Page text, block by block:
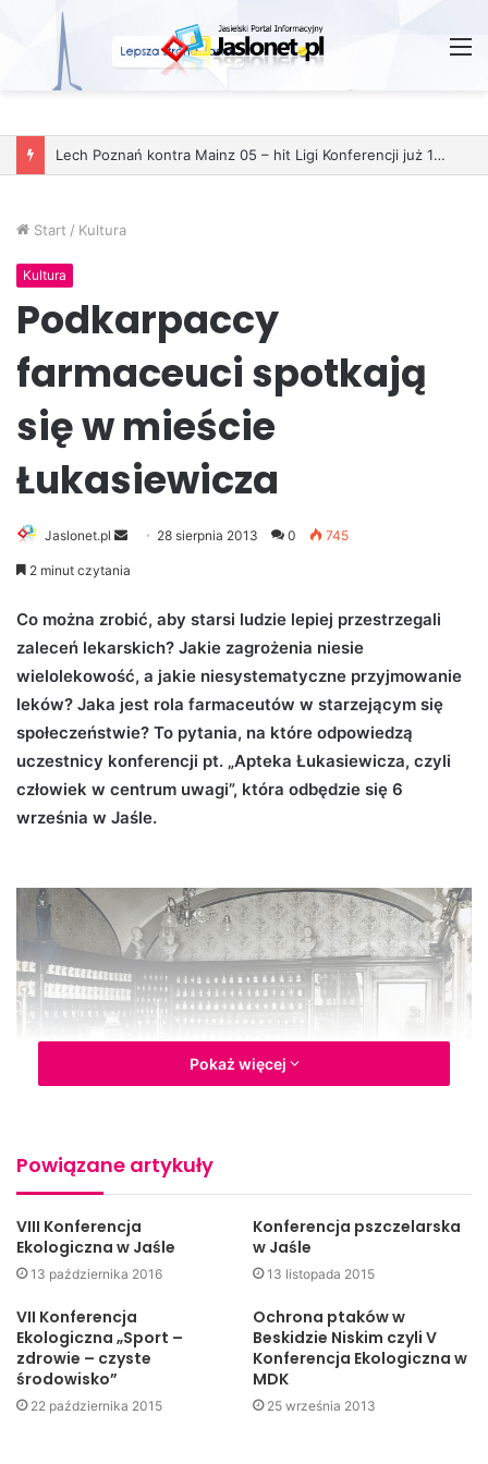
Lech Poznań kontra Mainz 05 – hit Ligi Konferencji już 11 grudnia
Start / Kultura
Kultura
Podkarpaccy
farmaceuci spotkają
się w mieście
Łukasiewicza
Jaslonet.pl
d
a
n
i
l
28 sierpnia 2013 0 745
2 minut czytania
Co można zrobić, aby starsi ludzie lepiej przestrzegali
zaleceń lekarskich? Jakie zagrożenia niesie
wielolekowość, a jakie niesystematyczne przyjmowanie
leków? Jaka jest rola farmaceutów w starzejącym się
społeczeństwie? To pytania, na które odpowiedzą
uczestnicy konferencji pt. „Apteka Łukasiewicza, czyli
człowiek w centrum uwagi”, która odbędzie się 6
września w Jaśle.
Wydarzenie organizowane przez Urząd Miasta Jasła i
Instytut Łukasiewicza wpisuje się w obchody 160. rocznicy
powstania światowego przemysłu naftowego i
gazowniczego. Jego podstawy stworzył… farmaceuta,
Ignacy Łukasiewicz. Wynalazca lampy naftowej w latach
1857-1867 prowadził w Jaśle aptekę i równocześnie
rozwijał przemysł wydobywczy. Był wzorowym
Pokaż więcej
Powiązane artykuły
VIII Konferencja
Ekologiczna w Jaśle
13 października 2016
Konferencja pszczelarska
w Jaśle
13 listopada 2015
VII Konferencja
Ekologiczna „Sport –
zdrowie – czyste
środowisko”
22 października 2015
Ochrona ptaków w
Beskidzie Niskim czyli V
Konferencja Ekologiczna w
MDK
25 września 2013